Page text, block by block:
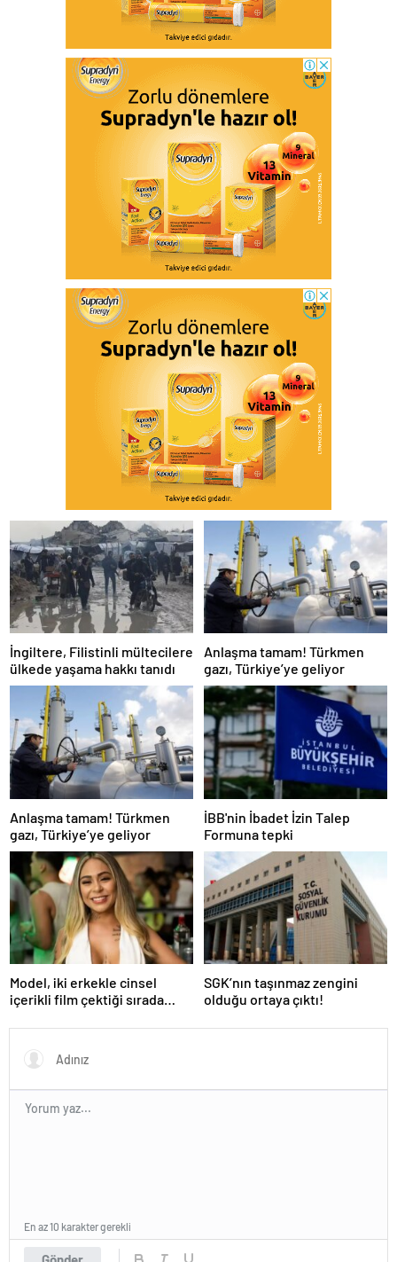
İngiltere, Filistinli mültecilere
ülkede yaşama hakkı tanıdı
Anlaşma tamam! Türkmen
gazı, Türkiye’ye geliyor
Anlaşma tamam! Türkmen
gazı, Türkiye’ye geliyor
İBB'nin İbadet İzin Talep
Formuna tepki
Model, iki erkekle cinsel
içerikli film çektiği sırada
kaybetti
SGK’nın taşınmaz zengini
olduğu ortaya çıktı!
En az 10 karakter gerekli